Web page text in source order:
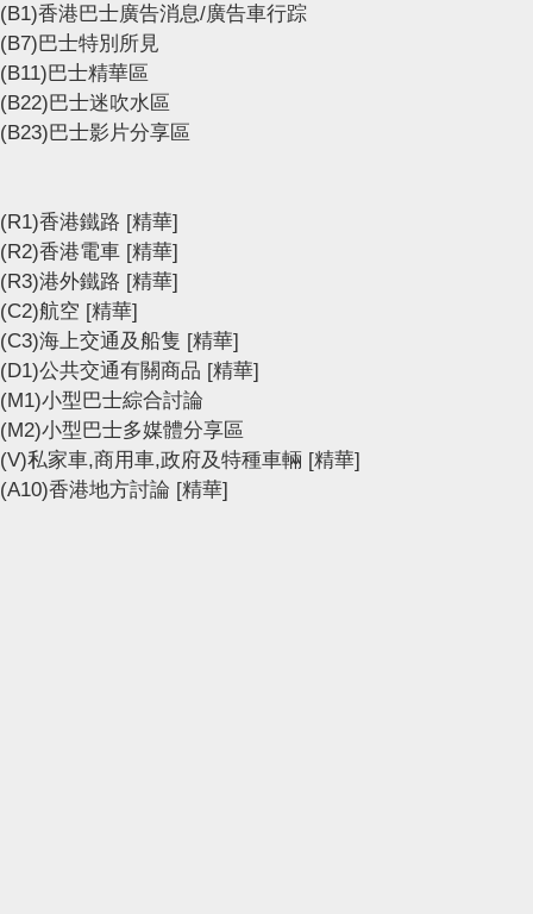
(B1)香港巴士廣告消息/廣告車行踪
(B7)巴士特別所見
(B11)巴士精華區
(B22)巴士迷吹水區
(B23)巴士影片分享區
(R1)香港鐵路 [精華]
(R2)香港電車 [精華]
(R3)港外鐵路 [精華]
(C2)航空 [精華]
(C3)海上交通及船隻 [精華]
(D1)公共交通有關商品 [精華]
(M1)小型巴士綜合討論
(M2)小型巴士多媒體分享區
(V)私家車,商用車,政府及特種車輛 [精華]
(A10)香港地方討論 [精華]